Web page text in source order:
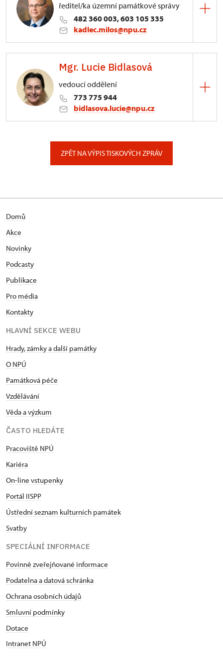
ředitel/ka územní památkové správy
482 360 003, 603 105 335
kadlec.milos@npu.cz
3/, Sychrov 3
Mgr. Lucie Bidlasová
vedoucí oddělení
773 775 944
bidlasova.lucie@npu.cz
ZPĚT NA VÝPIS TISKOVÝCH ZPRÁV
Domů
Akce
Novinky
Podcasty
Publikace
Pro média
Kontakty
HLAVNÍ SEKCE WEBU
Hrady, zámky a další památky
O NPÚ
Památková péče
Vzdělávání
Věda a výzkum
ČASTO HLEDÁTE
Pracoviště NPÚ
Kariéra
On-line vstupenky
Portál IISPP
Ústřední seznam kulturních památek
Svatby
SPECIÁLNÍ INFORMACE
Povinně zveřejňované informace
Podatelna a datová schránka
Ochrana osobních údajů
Smluvní podmínky
Dotace
Intranet NPÚ